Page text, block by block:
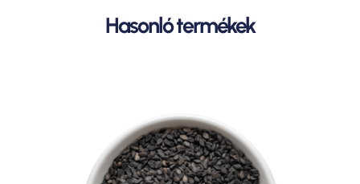
Hasonló termékek